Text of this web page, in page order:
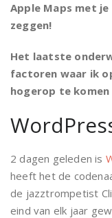
Apple Maps met
zeggen!
Het laatste
factoren waar ik
hogerop te
2 dagen geleden is
heeft het de
de jazztrompetist
eind van elk jaar